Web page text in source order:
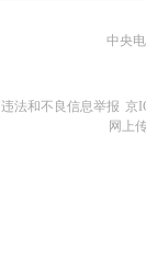
中央
违法和不良信息举报 京
网上